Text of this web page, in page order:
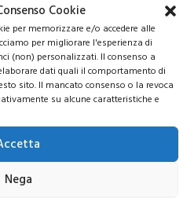
Cookie
per memorizzare e/o accedere alle
per migliorare l'esperienza di
(non) personalizzati. Il consenso a
dati quali il comportamento di
sito. Il mancato consenso o la revoca
su alcune caratteristiche e
Nega
e conto deposito
ai conti correnti ha subito una
anni. Questo lo si deve
legata agli estratti di
Ad oggi essa è fissa nella
persone fisiche e ad euro
dalle persone fisiche.